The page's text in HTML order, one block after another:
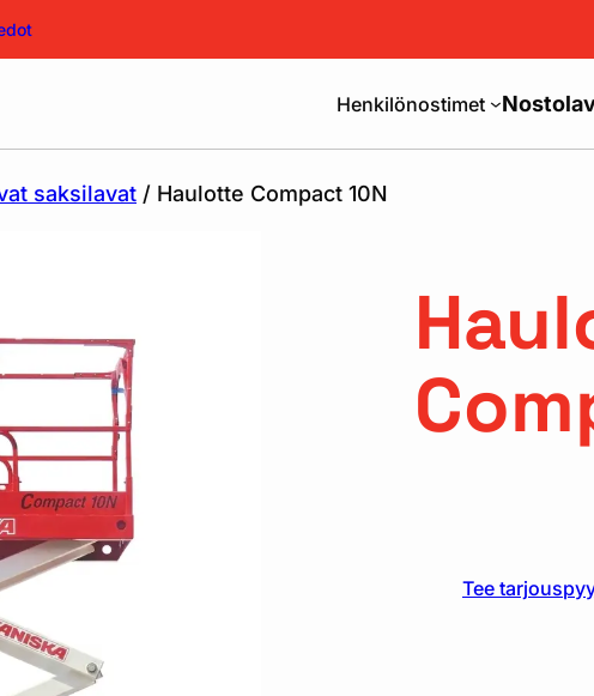
Henkilönostimet
saksilavat / Haulotte Compact 10N
Tee